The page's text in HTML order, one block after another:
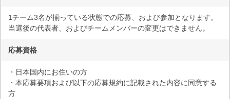
1チーム3名が揃っている状態での応募、および参加となります。
当選後の代表者、およびチームメンバーの変更はできません。
応募資格
・日本国内にお住いの方
・本応募要項および以下の応募規約に記載された内容に同意する
方